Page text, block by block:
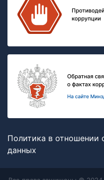
Политика в отношении
данных